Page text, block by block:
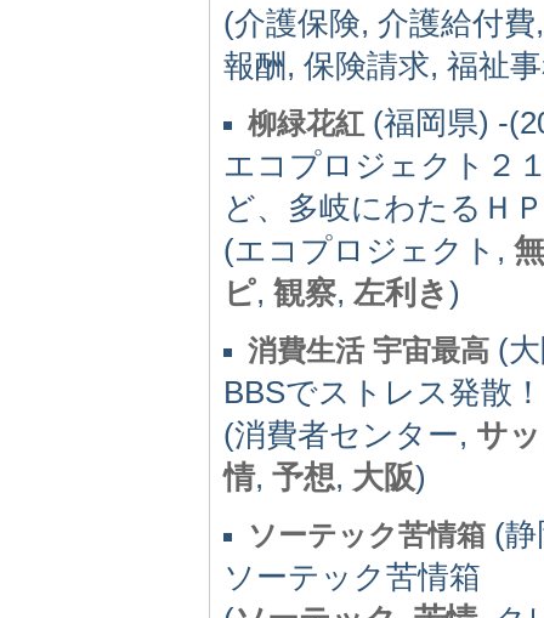
(介護保険, 介護給付
報酬, 保険請求, 福祉
柳緑花紅 (福岡県) -
エコプロジェクト２
ど、多岐にわたるＨ
(エコプロジェクト,
ピ, 観察, 左利き)
消費生活 宇宙最高 (
BBSでストレス発散
(消費者センター, サ
情, 予想, 大阪)
ソーテック苦情箱 (
ソーテック苦情箱